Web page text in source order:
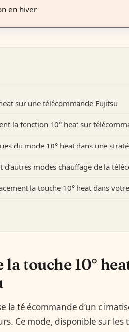
en hiver
sur une télécommande Fujitsu
la fonction 10° heat sur
du mode 10° heat dans une
modes chauffage de la
la touche 10° heat dans
touche 10°
la télécommande d’un
Ce mode, disponible sur les